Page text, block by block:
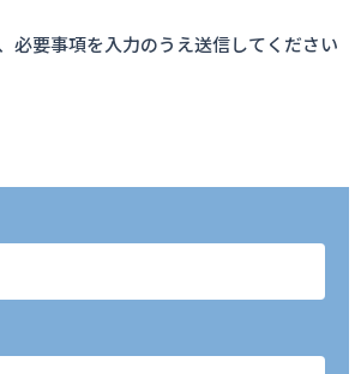
必要事項を入力のうえ送信してください